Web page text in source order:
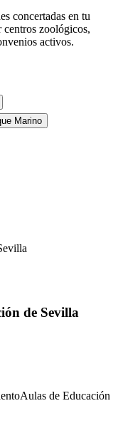
concertadas en tu
zoológicos,
activos.
Marino
de Sevilla
Aulas de Educación